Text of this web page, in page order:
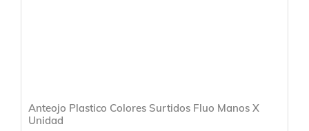
Anteojo Plastico Colores Surtidos Fluo Manos X
Unidad